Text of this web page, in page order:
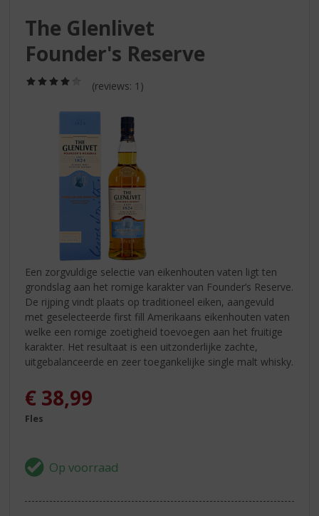
The Glenlivet
Founder's Reserve
/
(reviews: 1)
Een zorgvuldige selectie van eikenhouten vaten ligt ten
grondslag aan het romige karakter van Founder’s Reserve.
De rijping vindt plaats op traditioneel eiken, aangevuld
met geselecteerde first fill Amerikaans eikenhouten vaten
welke een romige zoetigheid toevoegen aan het fruitige
karakter. Het resultaat is een uitzonderlijke zachte,
uitgebalanceerde en zeer toegankelijke single malt whisky.
€ 38,99
Fles